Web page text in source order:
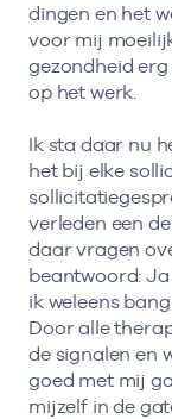
dingen en het
voor mij
gezondheid erg
op het werk.
Ik sta daar nu
het bij elke
verleden een
daar vragen
beantwoord:
ik weleens
Door alle
de signalen en
goed met mij
mijzelf in de